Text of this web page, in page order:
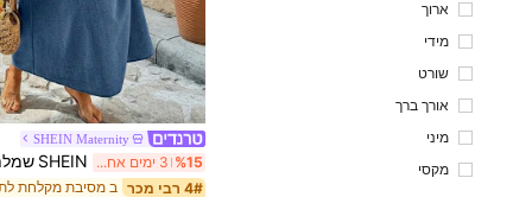
ארוך
מידי
שורט
אורך ברך
מיני
מקסי
SHEIN Maternity
%15 3 ימים אחרונים
4# רבי מכר